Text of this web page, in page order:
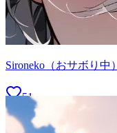
Sironeko（おサボり中）
51